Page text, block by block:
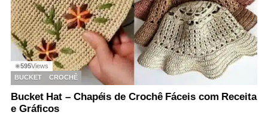
◉595Views
BUCKET
CROCHÊ
Bucket Hat – Chapéis de Crochê Fáceis com Receita
e Gráficos